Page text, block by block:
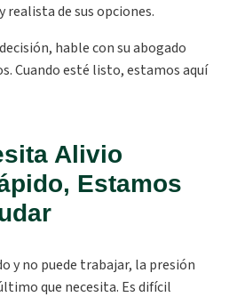
realista de sus opciones.
hable con su abogado
Cuando esté listo, estamos aquí
Alivio
Estamos
y no puede trabajar, la presión
que necesita. Es difícil